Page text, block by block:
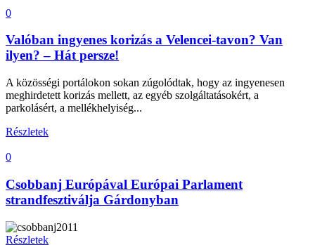
0
Valóban ingyenes korizás a Velencei-tavon? Van
ilyen? – Hát persze!
A közösségi portálokon sokan zúgolódtak, hogy az ingyenesen
meghirdetett korizás mellett, az egyéb szolgáltatásokért, a
parkolásért, a mellékhelyiség...
Részletek
0
Csobbanj Európával Európai Parlament
strandfesztiválja Gárdonyban
Részletek